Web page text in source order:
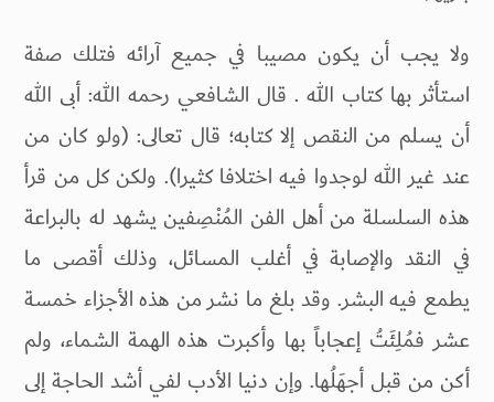
ولا يجب أن يكون مصيبا في جميع آرائه فتلك صفة
استأثر بها كتاب الله . قال الشافعي رحمه الله: أبى الله
أن يسلم من النقص إلا كتابه؛ قال تعالى: (ولو كان من
عند غير الله لوجدوا فيه اختلافا كثيرا). ولكن كل من قرأ
هذه السلسلة من أهل الفن المُنْصِفين يشهد له بالبراعة
في النقد والإصابة في أغلب المسائل، وذلك أقصى ما
يطمع فيه البشر. وقد بلغ ما نشر من هذه الأجزاء خمسة
عشر فمُلِئَتُ إعجاباً بها وأكبرت هذه الهمة الشماء، ولم
أكن من قبل أجهَلُها. وإن دنيا الأدب لفي أشد الحاجة إلى